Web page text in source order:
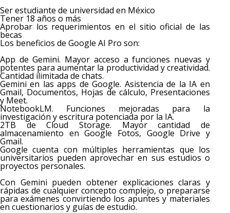
Ser estudiante de universidad en México
Tener 18 años o más
Aprobar los requerimientos en el sitio oficial de las
becas
Los beneficios de Google AI Pro son:
App de Gemini. Mayor acceso a funciones nuevas y
potentes para aumentar la productividad y creatividad.
Cantidad ilimitada de chats.
Gemini en las apps de Google. Asistencia de la IA en
Gmail, Documentos, Hojas de cálculo, Presentaciones
y Meet.
NotebookLM. Funciones mejoradas para la
investigación y escritura potenciada por la IA.
2TB de Cloud Storage. Mayor cantidad de
almacenamiento en Google Fotos, Google Drive y
Gmail.
Google cuenta con múltiples herramientas que los
universitarios pueden aprovechar en sus estudios o
proyectos personales.
Con Gemini pueden obtener explicaciones claras y
rápidas de cualquier concepto complejo, o prepararse
para exámenes convirtiendo los apuntes y materiales
en cuestionarios y guías de estudio.